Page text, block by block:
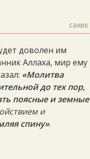
сахих
доволен им
Аллаха, мир ему
«Молитва
до тех пор,
поясные и земные
и
спину».